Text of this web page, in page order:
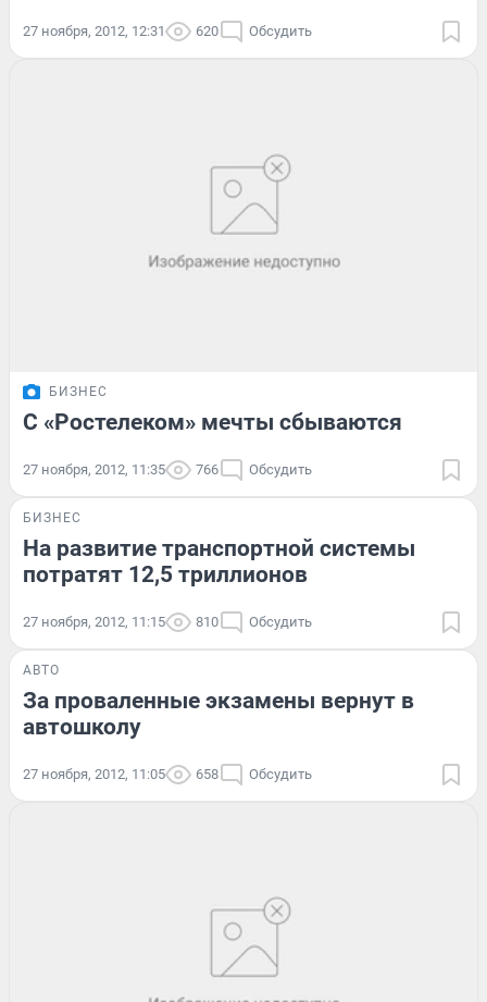
27 ноября, 2012, 12:31 620 Обсудить
БИЗНЕС
С «Ростелеком» мечты сбываются
27 ноября, 2012, 11:35 766 Обсудить
БИЗНЕС
На развитие транспортной системы
потратят 12,5 триллионов
27 ноября, 2012, 11:15 810 Обсудить
АВТО
За проваленные экзамены вернут в
автошколу
27 ноября, 2012, 11:05 658 Обсудить